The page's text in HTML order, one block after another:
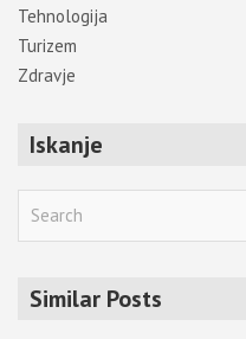
Tehnologija
Turizem
Zdravje
Iskanje
Similar Posts